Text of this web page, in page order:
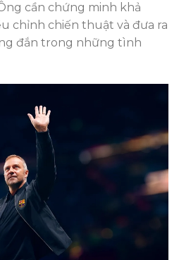
cần chứng minh khả
chỉnh chiến thuật và đưa ra
đắn trong những tình